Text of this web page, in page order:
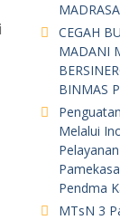
CEGAH
MADANI
BINMAS
Melalui
Pendma
MTsN 3